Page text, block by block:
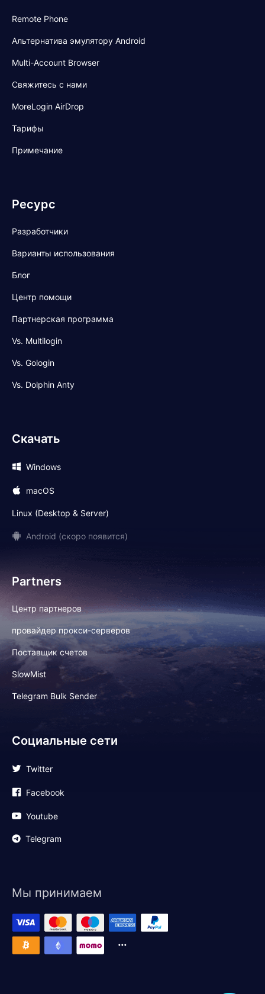
Remote Phone
Альтернатива эмулятору Android
Multi-Account Browser
Свяжитесь с нами
MoreLogin AirDrop
Тарифы
Примечание
Ресурс
Разработчики
Варианты использования
Блог
Центр помощи
Партнерская программа
Vs. Multilogin
Vs. Gologin
Vs. Dolphin Anty
Скачать
Windows
macOS
Linux (Desktop & Server)
Android (скоро появится)
Partners
Центр партнеров
провайдер прокси-серверов
Поставщик счетов
SlowMist
Telegram Bulk Sender
Социальные сети
Twitter
Facebook
Youtube
Telegram
Мы принимаем